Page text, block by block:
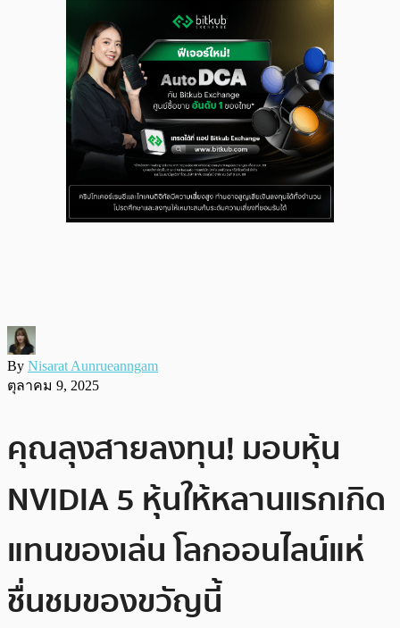
By Nisarat Aunrueanngam
ตุลาคม 9, 2025
คุณลุงสายลงทุน! มอบหุ้น
NVIDIA 5 หุ้นให้หลานแรกเกิด
แทนของเล่น โลกออนไลน์แห่
ชื่นชมของขวัญนี้